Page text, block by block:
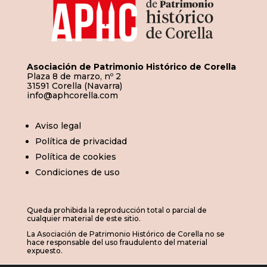
Asociación de Patrimonio Histórico de Corella
Plaza 8 de marzo, nº 2
31591 Corella (Navarra)
info@aphcorella.com
Aviso legal
Política de privacidad
Política de cookies
Condiciones de uso
Queda prohibida la reproducción total o parcial de
cualquier material de este sitio.
La Asociación de Patrimonio Histórico de Corella no se
hace responsable del uso fraudulento del material
expuesto.